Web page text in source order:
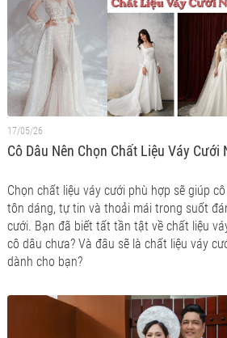
17/05/26
Cô Dâu Nên Chọn Chất Liệu Váy Cưới
Chọn chất liệu váy cưới phù hợp sẽ giúp
tôn dáng, tự tin và thoải mái trong suốt
cưới. Bạn đã biết tất tần tật về chất liệu
cô dâu chưa? Và đâu sẽ là chất liệu váy
dành cho bạn?